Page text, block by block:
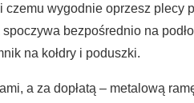
wygodnie oprzesz plecy
bezpośrednio na
na kołdry i poduszki.
a za dopłatą – metalową